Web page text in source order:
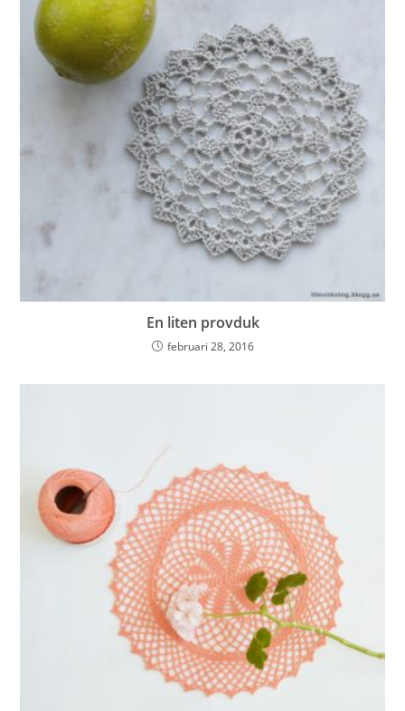
En liten provduk
februari 28, 2016